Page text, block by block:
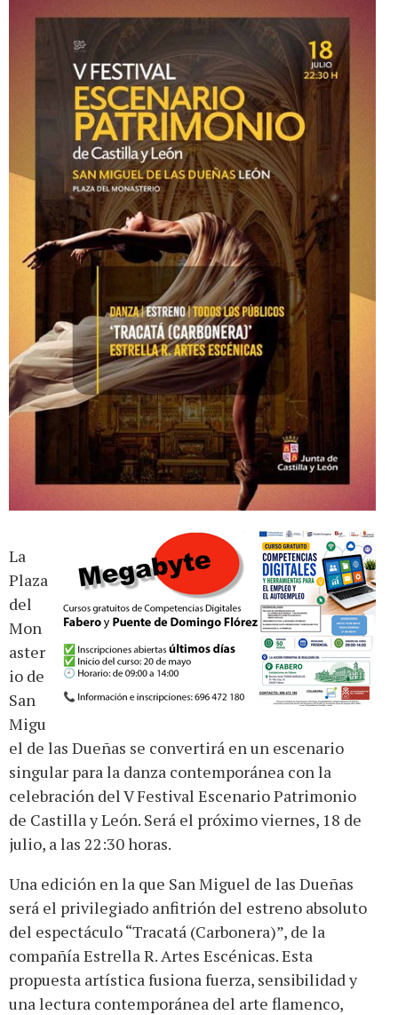
La
Plaza
del
Mon
aster
io de
San
Migu
el de las Dueñas se convertirá en un escenario
singular para la danza contemporánea con la
celebración del V Festival Escenario Patrimonio
de Castilla y León. Será el próximo viernes, 18 de
julio, a las 22:30 horas.
Una edición en la que San Miguel de las Dueñas
será el privilegiado anfitrión del estreno absoluto
del espectáculo “Tracatá (Carbonera)”, de la
compañía Estrella R. Artes Escénicas. Esta
propuesta artística fusiona fuerza, sensibilidad y
una lectura contemporánea del arte flamenco,